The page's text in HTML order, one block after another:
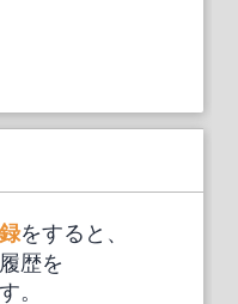
をすると、
歴を
。